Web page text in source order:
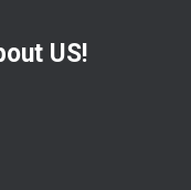
US!